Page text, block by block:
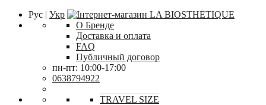
Рус | Укр
О Бренде
Доставка и оплата
FAQ
Публичный договор
пн-пт: 10:00-17:00
0638794922
TRAVEL SIZE